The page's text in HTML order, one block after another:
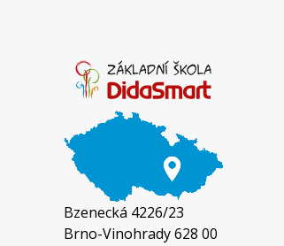
Bzenecká 4226/23
Brno-Vinohrady 628 00